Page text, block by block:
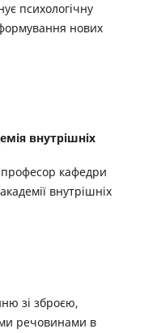
психологічну
нових
внутрішніх
кафедри
внутрішніх
зі зброєю,
речовинами в